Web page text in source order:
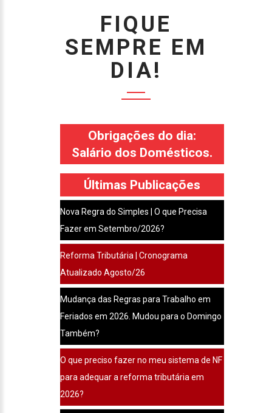
FIQUE
SEMPRE EM
DIA!
Obrigações do dia:
Salário dos Domésticos.
Últimas Publicações
Nova Regra do Simples | O que Precisa
Fazer em Setembro/2026?
Reforma Tributária | Cronograma
Atualizado Agosto/26
Mudança das Regras para Trabalho em
Feriados em 2026. Mudou para o Domingo
Também?
O que preciso fazer no meu sistema de NF
para adequar a reforma tributária em
2026?